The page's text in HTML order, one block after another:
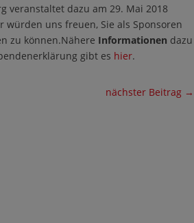
veranstaltet dazu am 29. Mai 2018
würden uns freuen, Sie als Sponsoren
zu können.Nähere Informationen dazu
gibt es hier.
nächster Beitrag →